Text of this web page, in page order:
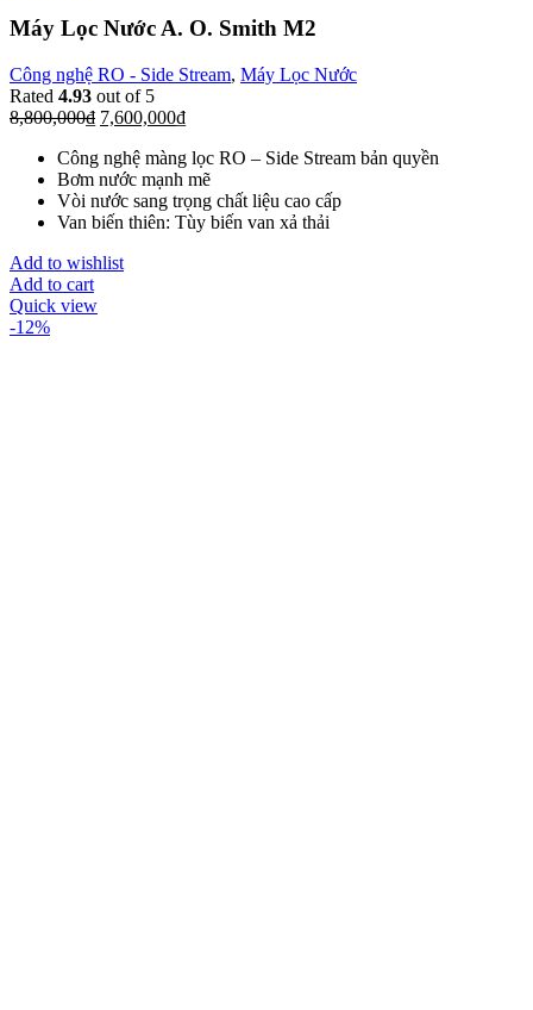
Máy Lọc Nước A. O. Smith M2
Công nghệ RO - Side Stream, Máy Lọc Nước
Rated 4.93 out of 5
8,800,000₫ 7,600,000₫
Công nghệ màng lọc RO – Side Stream bản quyền
Bơm nước mạnh mẽ
Vòi nước sang trọng chất liệu cao cấp
Van biến thiên: Tùy biến van xả thải
Add to wishlist
Add to cart
Quick view
-12%